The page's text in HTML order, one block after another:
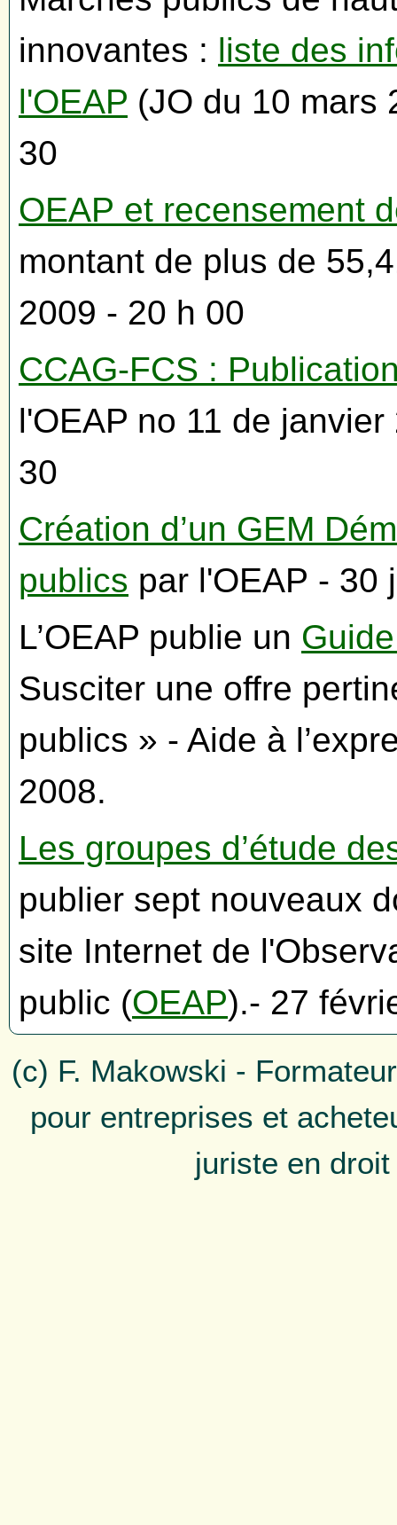
innovantes : liste des
l'OEAP (JO du 10 mars
30
OEAP et recensement
montant de plus de
2009 - 20 h 00
CCAG-FCS :
l'OEAP no 11 de
30
Création d’un GEM
publics par l'OEAP - 30
L’OEAP publie un
Susciter une offre
publics » - Aide à
2008.
Les groupes d’étude
publier sept nouveaux
site Internet de
public (OEAP).- 27
(c) F. Makowski -
pour entreprises et
juriste en